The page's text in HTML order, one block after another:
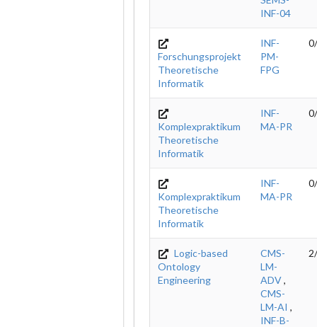
INF-04
Forschungsprojekt
Theoretische
Informatik
INF-
PM-
FPG
Komplexpraktikum
Theoretische
Informatik
INF-
MA-PR
Komplexpraktikum
Theoretische
Informatik
INF-
MA-PR
Logic-based
Ontology
Engineering
CMS-
LM-
ADV,
CMS-
LM-AI ,
INF-B-